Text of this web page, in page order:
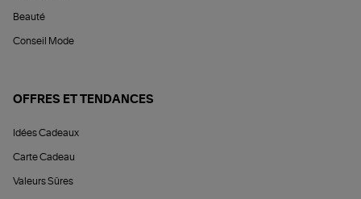
Beauté
Conseil Mode
OFFRES ET TENDANCES
Idées Cadeaux
Carte Cadeau
Valeurs Sûres